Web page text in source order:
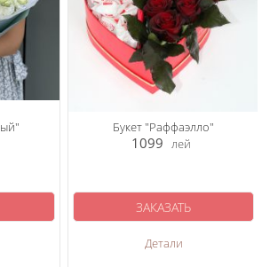
Букет "Раффаэлло"
1099 лей
Детали
ЗАКАЗАТЬ